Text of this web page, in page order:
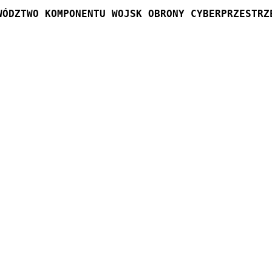
KOMPONENTU WOJSK OBRONY